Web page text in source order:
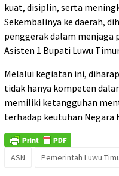
kuat, disiplin, serta
Sekembalinya ke daerah,
penggerak dalam menjaga
Asisten 1 Bupati Luwu
Melalui kegiatan ini,
tidak hanya kompeten
memiliki ketangguhan
terhadap keutuhan Negara
ASN Pemerintah Luwu